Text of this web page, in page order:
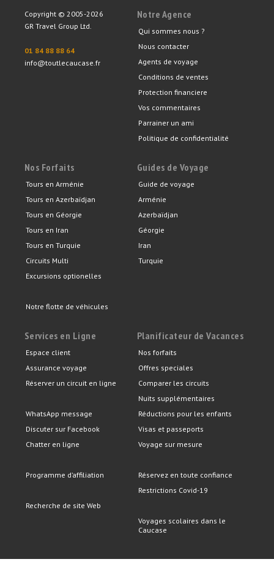
Copyright © 2005-2026
GR Travel Group Ltd.
01 84 88 88 64
info@toutlecaucase.fr
Notre Agence
Qui sommes nous ?
Nous contacter
Agents de voyage
Conditions de ventes
Protection financiere
Vos commentaires
Parrainer un ami
Politique de confidentialité
Nos Forfaits
Tours en Arménie
Tours en Azerbaïdjan
Tours en Géorgie
Tours en Iran
Tours en Turquie
Circuits Multi
Excursions optionelles
Notre flotte de véhicules
Guides de Voyage
Guide de voyage
Arménie
Azerbaïdjan
Géorgie
Iran
Turquie
Services en Ligne
Espace client
Assurance voyage
Réserver un circuit en ligne
WhatsApp message
Discuter sur Facebook
Chatter en ligne
Programme d’affiliation
Recherche de site Web
Planificateur de Vacances
Nos forfaits
Offres speciales
Comparer les circuits
Nuits supplémentaires
Réductions pour les enfants
Visas et passeports
Voyage sur mesure
Réservez en toute confiance
Restrictions Covid-19
Voyages scolaires dans le
Caucase